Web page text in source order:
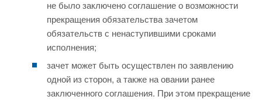
не было заключено соглашение о возможности
прекращения обязательства зачетом
обязательств с ненаступившими сроками
исполнения;
зачет может быть осуществлен по заявлению
одной из сторон, а также на овании ранее
заключенного соглашения. При этом прекращение